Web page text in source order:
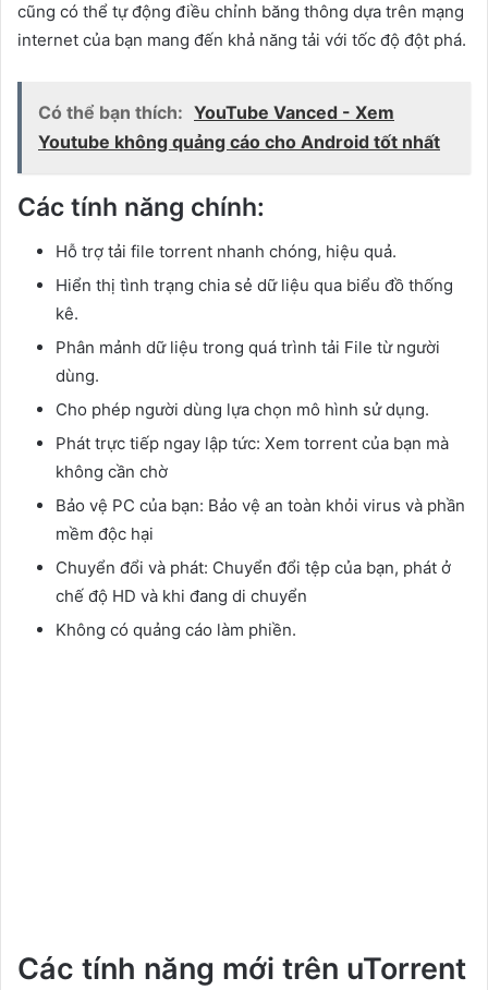
cũng có thể tự động điều chỉnh băng thông dựa trên mạng
internet của bạn mang đến khả năng tải với tốc độ đột phá.
Có thể bạn thích: YouTube Vanced - Xem
Youtube không quảng cáo cho Android tốt nhất
Các tính năng chính:
Hỗ trợ tải file torrent nhanh chóng, hiệu quả.
Hiển thị tình trạng chia sẻ dữ liệu qua biểu đồ thống
kê.
Phân mảnh dữ liệu trong quá trình tải File từ người
dùng.
Cho phép người dùng lựa chọn mô hình sử dụng.
Phát trực tiếp ngay lập tức: Xem torrent của bạn mà
không cần chờ
Bảo vệ PC của bạn: Bảo vệ an toàn khỏi virus và phần
mềm độc hại
Chuyển đổi và phát: Chuyển đổi tệp của bạn, phát ở
chế độ HD và khi đang di chuyển
Không có quảng cáo làm phiền.
Các tính năng mới trên uTorrent